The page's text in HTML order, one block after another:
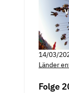
14/03/
Länder
Folge